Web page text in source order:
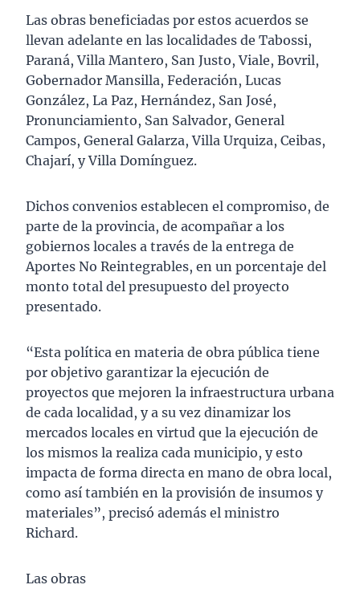
Las obras beneficiadas por estos acuerdos se
llevan adelante en las localidades de Tabossi,
Paraná, Villa Mantero, San Justo, Viale, Bovril,
Gobernador Mansilla, Federación, Lucas
González, La Paz, Hernández, San José,
Pronunciamiento, San Salvador, General
Campos, General Galarza, Villa Urquiza, Ceibas,
Chajarí, y Villa Domínguez.
Dichos convenios establecen el compromiso, de
parte de la provincia, de acompañar a los
gobiernos locales a través de la entrega de
Aportes No Reintegrables, en un porcentaje del
monto total del presupuesto del proyecto
presentado.
“Esta política en materia de obra pública tiene
por objetivo garantizar la ejecución de
proyectos que mejoren la infraestructura urbana
de cada localidad, y a su vez dinamizar los
mercados locales en virtud que la ejecución de
los mismos la realiza cada municipio, y esto
impacta de forma directa en mano de obra local,
como así también en la provisión de insumos y
materiales”, precisó además el ministro
Richard.
Las obras